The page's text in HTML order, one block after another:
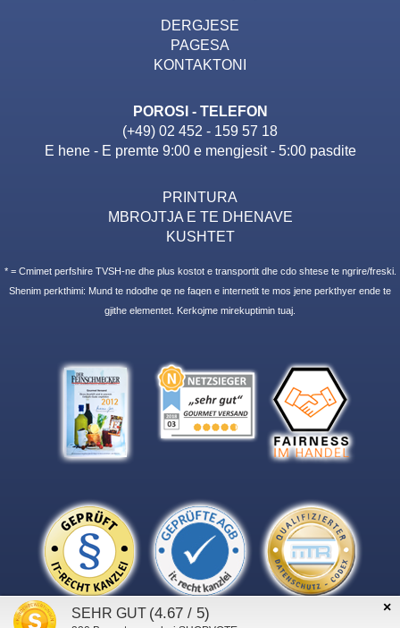
DERGJESE
PAGESA
KONTAKTONI
POROSI - TELEFON
(+49) 02 452 - 159 57 18
E hene - E premte 9:00 e mengjesit - 5:00 pasdite
PRINTURA
MBROJTJA E TE DHENAVE
KUSHTET
* = Cmimet perfshire TVSH-ne dhe plus kostot e transportit dhe cdo shtese te ngrire/freski.
Shenim perkthimi: Mund te ndodhe qe ne faqen e internetit te mos jene perkthyer ende te
gjithe elementet. Kerkojme mirekuptimin tuaj.
×
SEHR GUT (4.67 / 5)